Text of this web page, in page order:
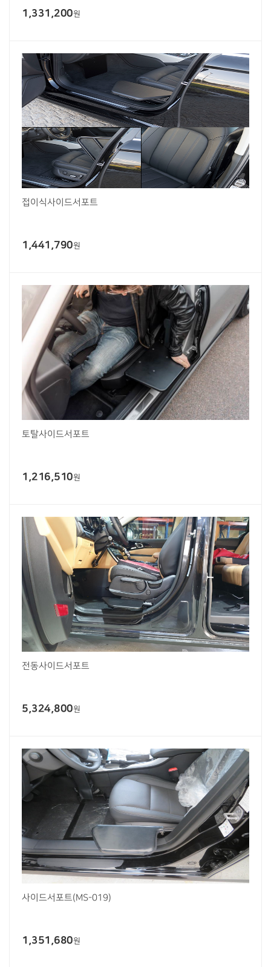
1,331,200원
접이식사이드서포트
1,441,790원
토탈사이드서포트
1,216,510원
전동사이드서포트
5,324,800원
사이드서포트(MS-019)
1,351,680원